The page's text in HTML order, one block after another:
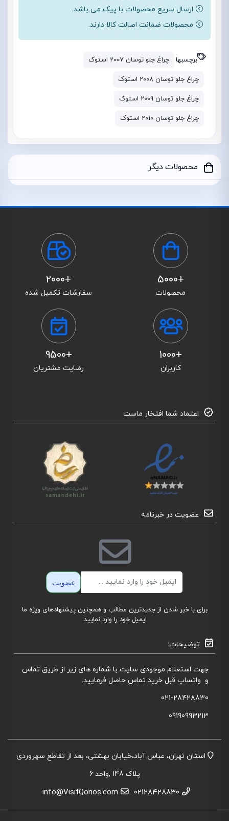
ارسال سریع محصولات با پیک می باشد.
محصولات ضمانت اصالت کالا دارند.
برچسبها چراغ جلو توسان 2007 استوک
چراغ جلو توسان 2008 استوک
چراغ جلو توسان 2009 استوک
چراغ جلو توسان 2010 استوک
محصولات دیگر
+5000
محصولات
+2000
سفارشات تکمیل شده
+1000
کاربران
+9500
رضایت مشتریان
اعتماد شما افتخار ماست
عضویت در خبرنامه
عضویت
برای با خبر شدن از جدیدترین مطالب و همچنین پیشنهادهای ویژه ما
ایمیل خود را وارد نمایید.
توضیحات:
جهت استعلام موجودی سایت با شماره های زیر از طریق تماس
و واتساپ قبل خرید تماس حاصل فرمایید.
021-28428830
09190993213
استان تهران، عباس آباد،خیابان بهشتی، بعد از تقاطع سهروردی
پلاک 148 ,واحد 6
02128428830
info@VisitQonos.com